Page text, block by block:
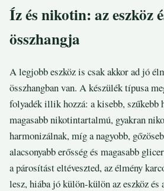
Íz és nikotin: az eszköz
összhangja
A legjobb eszköz is csak akkor ad jó
összhangban van. A készülék típusa
folyadék illik hozzá: a kisebb, szűkebb
magasabb nikotintartalmú, gyakran
harmonizálnak, míg a nagyobb,
alacsonyabb erősség és magasabb
a párosítást eltéveszted, az élmény
lesz, hiába jó külön-külön az eszköz és